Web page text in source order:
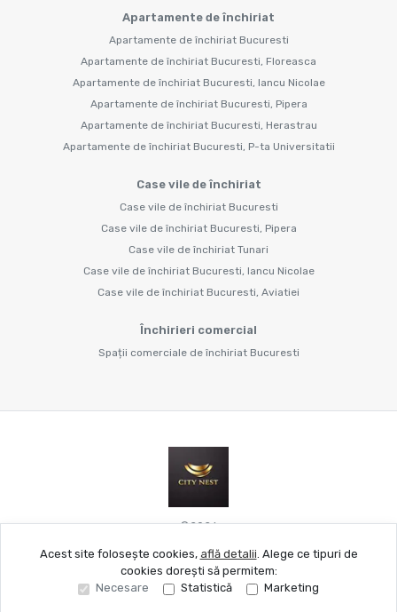
Apartamente de închiriat
Apartamente de închiriat Bucuresti
Apartamente de închiriat Bucuresti, Floreasca
Apartamente de închiriat Bucuresti, Iancu Nicolae
Apartamente de închiriat Bucuresti, Pipera
Apartamente de închiriat Bucuresti, Herastrau
Apartamente de închiriat Bucuresti, P-ta Universitatii
Case vile de închiriat
Case vile de închiriat Bucuresti
Case vile de închiriat Bucuresti, Pipera
Case vile de închiriat Tunari
Case vile de închiriat Bucuresti, Iancu Nicolae
Case vile de închiriat Bucuresti, Aviatiei
Închirieri comercial
Spații comerciale de închiriat Bucuresti
©2026
Site creat în
Acest site folosește cookies, află detalii. Alege ce tipuri de
cookies dorești să permitem:
Necesare
Statistică Marketing